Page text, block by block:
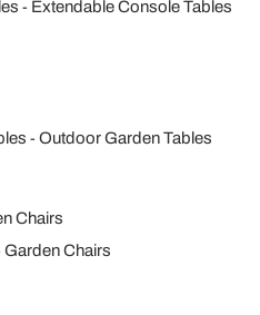
Extendable Console Tables
Outdoor Garden Tables
Chairs
Garden Chairs